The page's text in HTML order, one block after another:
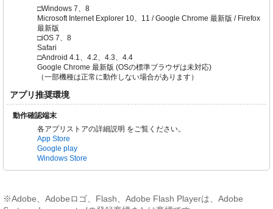
□Windows 7、8
Microsoft Internet Explorer 10、11 / Google Chrome 最新版 / Firefox
最新版
□iOS 7、8
Safari
□Android 4.1、4.2、4.3、4.4
Google Chrome 最新版 (OSの標準ブラウザは未対応)
（一部機種は正常に動作しない場合があります）
アプリ推奨環境
動作確認端末
各アプリストアの詳細説明 をご覧ください。
App Store
Google play
Windows Store
※Adobe、Adobeロゴ、Flash、Adobe Flash Playerは、Adobe